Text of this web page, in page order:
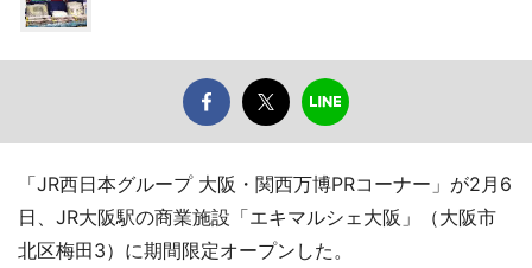
「JR西日本グループ 大阪・関西万博PRコーナー」が2月6
日、JR大阪駅の商業施設「エキマルシェ大阪」（大阪市
北区梅田3）に期間限定オープンした。